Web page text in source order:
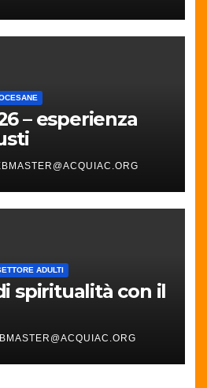
– esperienza
ADULTI
spiritualità con il